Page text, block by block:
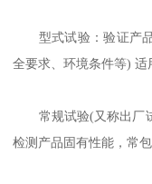
型式试验：验证产品
全要求、环境条件等) 适
常规试验(又称出厂试
检测产品固有性能，常